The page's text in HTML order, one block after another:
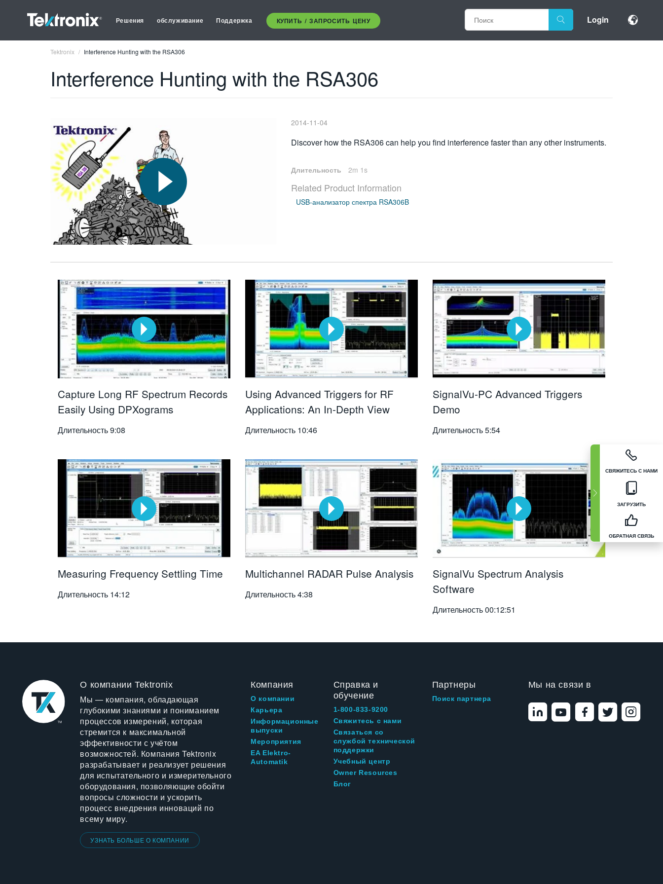
Решения обслуживание Поддержка КУПИТЬ / ЗАПРОСИТЬ ЦЕНУ Login
СВЯЖИТЕСЬ С НАМИ
ЗАГРУЗИТЬ
ОБРАТНАЯ СВЯЗЬ
Tektronix Interference Hunting with the RSA306
Interference Hunting with the RSA306
2014-11-04
Discover how the RSA306 can help you find interference faster than any other instruments.
Длительность 2m 1s
Related Product Information
USB-анализатор спектра RSA306B
Capture Long RF Spectrum Records
Easily Using DPXograms
Длительность9:08
Using Advanced Triggers for RF
Applications: An In-Depth View
Длительность 10:46
SignalVu-PC Advanced Triggers
Demo
Длительность5:54
Measuring Frequency Settling Time
Длительность 14:12
Multichannel RADAR Pulse Analysis
Длительность4:38
SignalVu Spectrum Analysis
Software
Длительность00:12:51
О компании Tektronix
Мы — компания, обладающая
глубокими знаниями и пониманием
процессов измерений, которая
стремится к максимальной
эффективности с учётом
возможностей. Компания Tektronix
разрабатывает и реализует решения
для испытательного и измерительного
оборудования, позволяющие обойти
вопросы сложности и ускорить
процесс внедрения инноваций по
всему миру.
УЗНАТЬ БОЛЬШЕ О КОМПАНИИ
Компания
О компании
Карьера
Информационные
выпуски
Мероприятия
EA Elektro-
Automatik
Справка и
обучение
1-800-833-9200
Свяжитесь с нами
Связаться со
службой технической
поддержки
Учебный центр
Owner Resources
Блог
Партнеры
Поиск партнера
Мы на связи в